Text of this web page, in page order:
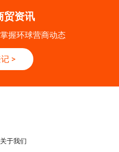
贸资讯
握环球营商动态
>
关于我们